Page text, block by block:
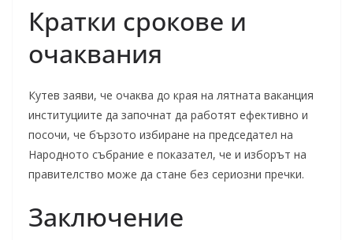
Кратки срокове и
очаквания
Кутев заяви, че очаква до края на лятната ваканция
институциите да започнат да работят ефективно и
посочи, че бързото избиране на председател на
Народното събрание е показател, че и изборът на
правителство може да стане без сериозни пречки.
Заключение